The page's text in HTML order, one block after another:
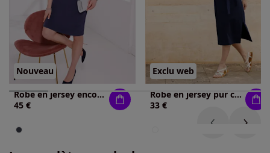
Nouveau
Robe en jersey encolure en u féminine
45 €
Exclu web
Robe en jersey pur coton
33 €